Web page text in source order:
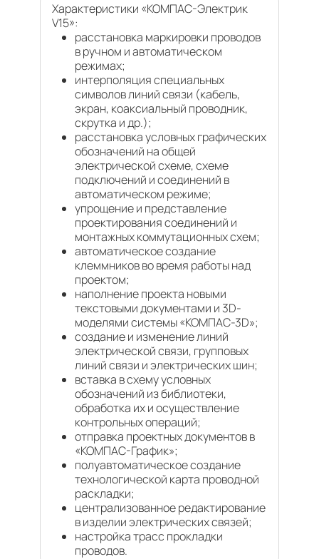
Характеристики «КОМПАС-Электрик
V15»:
расстановка маркировки проводов
в ручном и автоматическом
режимах;
интерполяция специальных
символов линий связи (кабель,
экран, коаксиальный проводник,
скрутка и др.);
расстановка условных графических
обозначений на общей
электрической схеме, схеме
подключений и соединений в
автоматическом режиме;
упрощение и представление
проектирования соединений и
монтажных коммутационных схем;
автоматическое создание
клеммников во время работы над
проектом;
наполнение проекта новыми
текстовыми документами и 3D-
моделями системы «КОМПАС-3D»;
создание и изменение линий
электрической связи, групповых
линий связи и электрических шин;
вставка в схему условных
обозначений из библиотеки,
обработка их и осуществление
контрольных операций;
отправка проектных документов в
«КОМПАС-График»;
полуавтоматическое создание
технологической карта проводной
раскладки;
централизованное редактирование
в изделии электрических связей;
настройка трасс прокладки
проводов.